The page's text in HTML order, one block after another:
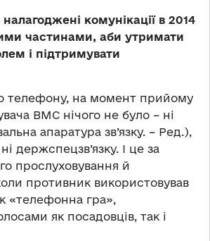
комунікації в 2014
частинами, аби утримати
і підтримувати
телефону, на момент прийому
ВМС нічого не було – ні
апаратура зв’язку. – Ред.),
держспецзв’язку. І це за
прослуховування й
противник використовував
«телефонна гра»,
як посадовців, так і